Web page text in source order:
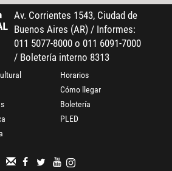
Av. Corrientes 1543, Ciudad de
Buenos Aires (AR) / Informes:
011 5077-8000 o 011 6091-7000
/ Boletería interno 8313
Horarios
Cómo llegar
Boletería
PLED